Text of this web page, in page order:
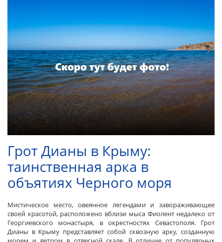
Грот Дианы в Крыму:
таинственная арка в
объятиях Черного моря
Мистическое место, овеянное легендами и завораживающее
своей красотой, расположено вблизи мыса Фиолент недалеко от
Георгиевского монастыря, в окрестностях Севастополя. Грот
Дианы в Крыму представляет собой сквозную арку, созданную